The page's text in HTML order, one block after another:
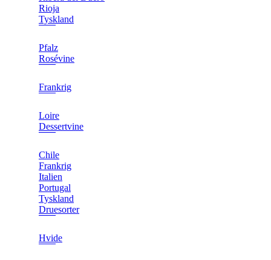
Rioja
Tyskland
Pfalz
Rosévine
Frankrig
Loire
Dessertvine
Chile
Frankrig
Italien
Portugal
Tyskland
Druesorter
Hvide